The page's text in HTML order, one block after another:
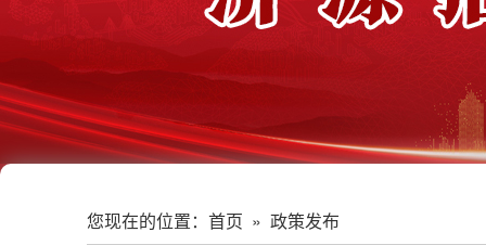
您现在的位置： 首页 » 政策发布